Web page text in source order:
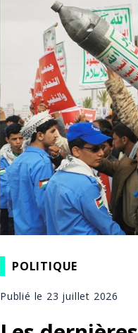
POLITIQUE
Publié le 23 juillet 2026